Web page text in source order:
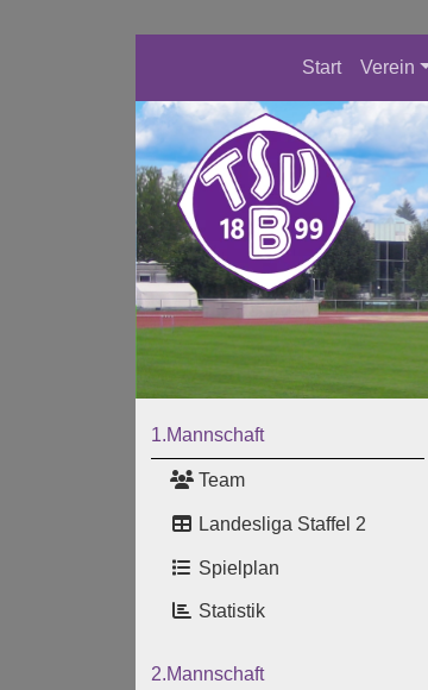
Start Verein
1.Mannschaft
Team
Landesliga Staffel 2
Spielplan
Statistik
2.Mannschaft